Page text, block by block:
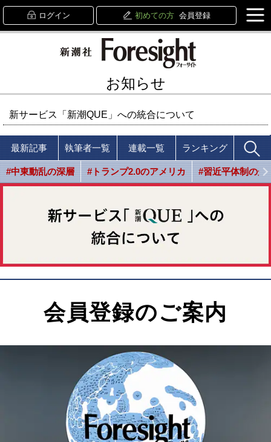
ログイン 初めての方 会員登録
お知らせ
新サービス「新潮QUE」への統合について
最新記事 執筆者一覧 連載一覧 ランキング
#中東動乱の深層 #トランプ2.0のアメリカ #習近平体制の光
会員登録のご案内